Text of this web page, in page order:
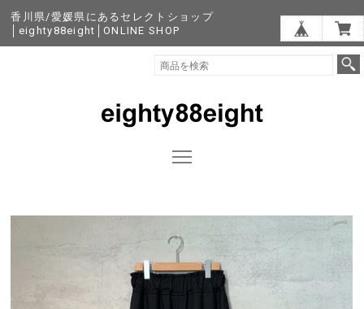
香川県/愛媛県にあるセレクトショップ
│eighty88eight│ONLINE SHOP